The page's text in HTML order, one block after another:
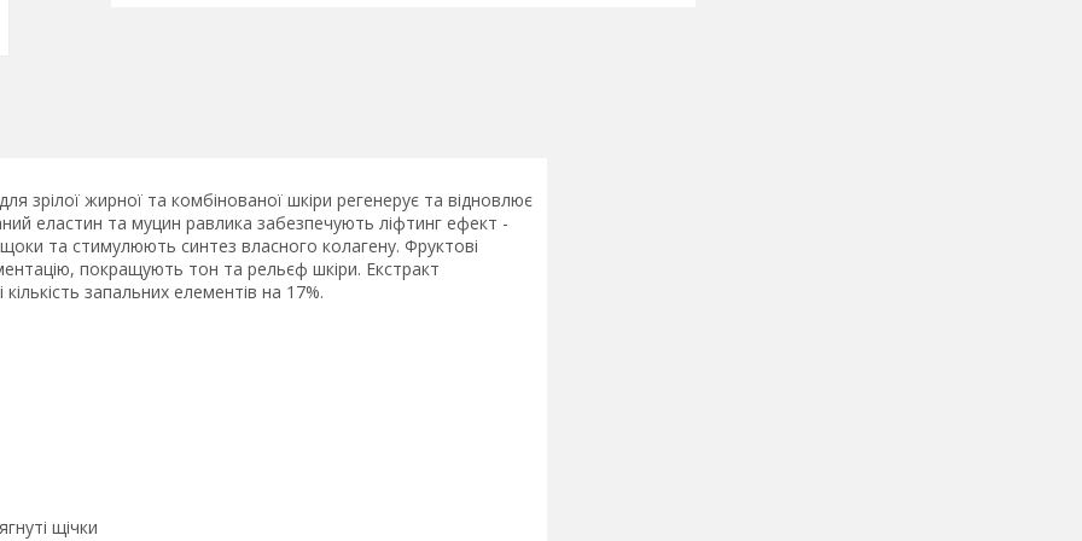
зрілої жирної та комбінованої шкіри регенерує та відновлює
еластин та муцин равлика забезпечують ліфтинг ефект -
та стимулюють синтез власного колагену. Фруктові
покращують тон та рельєф шкіри. Екстракт
запальних елементів на 17%.
щічки